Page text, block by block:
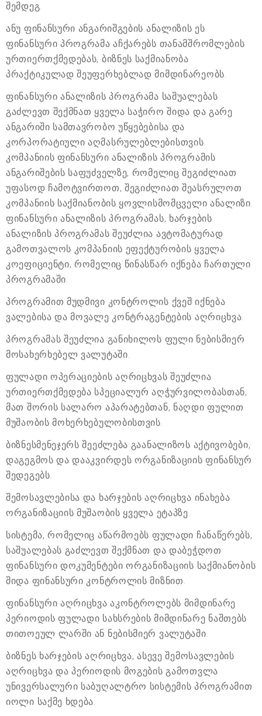
შემდეგ.
ანუ ფინანსური ანგარიშგების ანალიზის ეს
ფინანსური პროგრამა აჩქარებს თანამშრომლების
ურთიერთქმედებას, ბიზნეს საქმიანობა
პრაქტიკულად შეუფერხებლად მიმდინარეობს.
ფინანსური ანალიზის პროგრამა საშუალებას
გაძლევთ შექმნათ ყველა საჭირო შიდა და გარე
ანგარიში სამთავრობო უწყებებისა და
კორპორატიული აღმასრულებლებისთვის.
კომპანიის ფინანსური ანალიზის პროგრამის
ანგარიშების საფუძველზე, რომელიც შეგიძლიათ
უფასოდ ჩამოტვირთოთ, შეგიძლიათ შეასრულოთ
კომპანიის საქმიანობის ყოვლისმომცველი ანალიზი.
ფინანსური ანალიზის პროგრამას, ხარჯების
ანალიზის პროგრამას შეუძლია ავტომატურად
გამოთვალოს კომპანიის ეფექტურობის ყველა
კოეფიციენტი, რომელიც წინასწარ იქნება ჩართული
პროგრამაში.
პროგრამით მუდმივი კონტროლის ქვეშ იქნება
ვალებისა და მოვალე კონტრაგენტების აღრიცხვა.
პროგრამას შეუძლია განიხილოს ფული ნებისმიერ
მოსახერხებელ ვალუტაში.
ფულადი ოპერაციების აღრიცხვას შეუძლია
ურთიერთქმედება სპეციალურ აღჭურვილობასთან,
მათ შორის სალარო აპარატებთან, ნაღდი ფულით
მუშაობის მოხერხებულობისთვის.
ბიზნესმენეჯერს შეეძლება გაანალიზოს აქტივობები,
დაგეგმოს და დააკვირდეს ორგანიზაციის ფინანსურ
შედეგებს.
შემოსავლებისა და ხარჯების აღრიცხვა ინახება
ორგანიზაციის მუშაობის ყველა ეტაპზე.
სისტემა, რომელიც აწარმოებს ფულადი ჩანაწერებს,
საშუალებას გაძლევთ შექმნათ და დაბეჭდოთ
ფინანსური დოკუმენტები ორგანიზაციის საქმიანობის
შიდა ფინანსური კონტროლის მიზნით.
ფინანსური აღრიცხვა აკონტროლებს მიმდინარე
პერიოდის ფულადი სახსრების მიმდინარე ნაშთებს
თითოეულ ლარში ან ნებისმიერ ვალუტაში.
ბიზნეს ხარჯების აღრიცხვა, ასევე შემოსავლების
აღრიცხვა და პერიოდის მოგების გამოთვლა
უნივერსალური საბუღალტრო სისტემის პროგრამით
იოლი საქმე ხდება.